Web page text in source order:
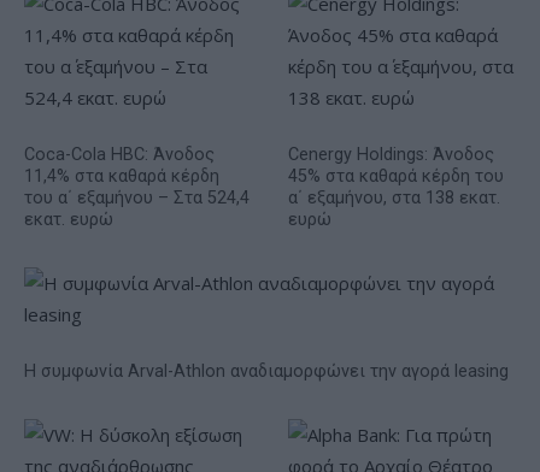
Coca-Cola HBC: Άνοδος
11,4% στα καθαρά κέρδη
του α΄ εξαμήνου – Στα 524,4
εκατ. ευρώ
Cenergy Holdings: Άνοδος
45% στα καθαρά κέρδη του
α΄ εξαμήνου, στα 138 εκατ.
ευρώ
Η συμφωνία Arval-Athlon αναδιαμορφώνει την αγορά leasing